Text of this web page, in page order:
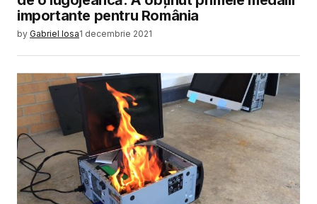
importante pentru România
by Gabriel Iosa1 decembrie 2021